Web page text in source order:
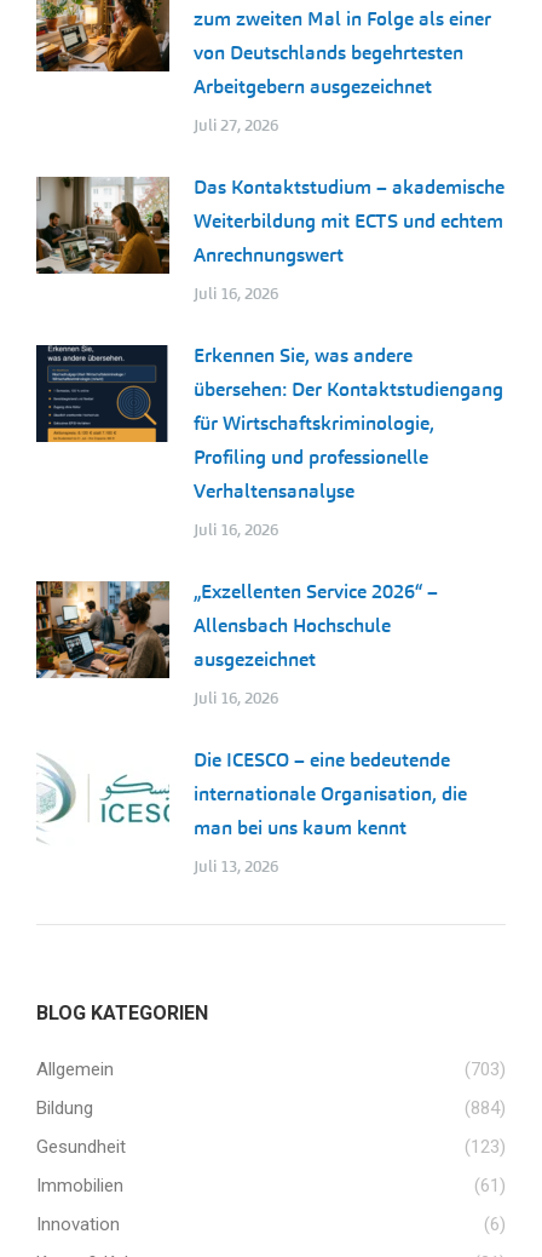
zum zweiten Mal in Folge als einer
von Deutschlands begehrtesten
Arbeitgebern ausgezeichnet
Juli 27, 2026
Das Kontaktstudium – akademische
Weiterbildung mit ECTS und echtem
Anrechnungswert
Juli 16, 2026
Erkennen Sie, was andere
übersehen: Der Kontaktstudiengang
für Wirtschaftskriminologie,
Profiling und professionelle
Verhaltensanalyse
Juli 16, 2026
„Exzellenten Service 2026“ –
Allensbach Hochschule
ausgezeichnet
Juli 16, 2026
Die ICESCO – eine bedeutende
internationale Organisation, die
man bei uns kaum kennt
Juli 13, 2026
BLOG KATEGORIEN
Allgemein
(703)
Bildung
(884)
Gesundheit
(123)
Immobilien
(61)
Innovation
(6)